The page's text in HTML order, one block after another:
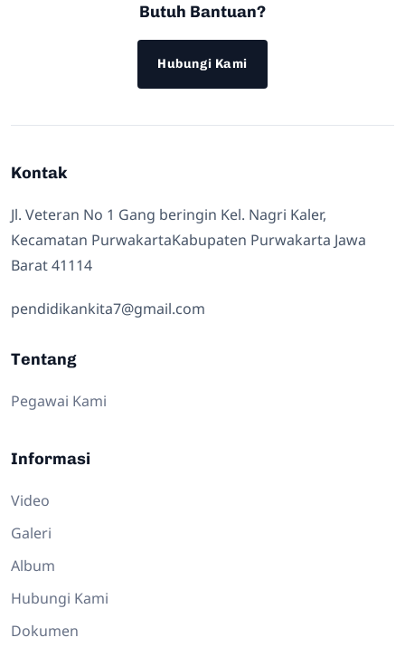
Butuh Bantuan?
Hubungi Kami
Kontak
Jl. Veteran No 1 Gang beringin Kel. Nagri Kaler,
Kecamatan PurwakartaKabupaten Purwakarta Jawa
Barat 41114
pendidikankita7@gmail.com
Tentang
Pegawai Kami
Informasi
Video
Galeri
Album
Hubungi Kami
Dokumen